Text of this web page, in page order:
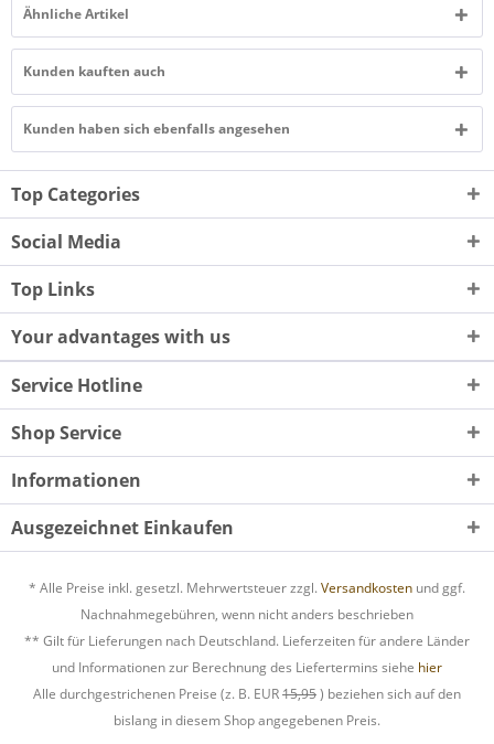
Ähnliche Artikel
Kunden kauften auch
Kunden haben sich ebenfalls angesehen
Top Categories
Social Media
Top Links
Your advantages with us
Service Hotline
Shop Service
Informationen
Ausgezeichnet Einkaufen
* Alle Preise inkl. gesetzl. Mehrwertsteuer zzgl. Versandkosten und ggf.
Nachnahmegebühren, wenn nicht anders beschrieben
** Gilt für Lieferungen nach Deutschland. Lieferzeiten für andere Länder
und Informationen zur Berechnung des Liefertermins siehe hier
Alle durchgestrichenen Preise (z. B. EUR15,95) beziehen sich auf den
bislang in diesem Shop angegebenen Preis.